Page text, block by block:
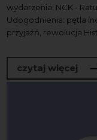
wydarzenia: NCK -
Udogodnienia: pętla
przyjaźń, rewolucja
czytaj więcej o